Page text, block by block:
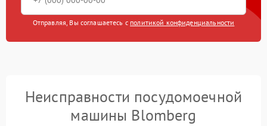
Отправляя, Вы соглашаетесь с политикой конфиденциальности
Неисправности посудомоечной
машины Blomberg